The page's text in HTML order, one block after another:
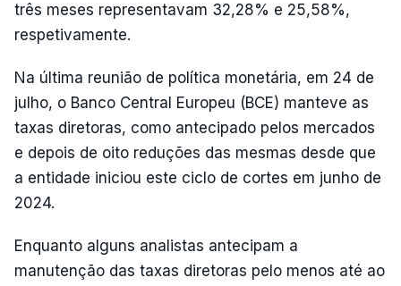
três meses representavam 32,28% e 25,58%,
respetivamente.
Na última reunião de política monetária, em 24 de
julho, o Banco Central Europeu (BCE) manteve as
taxas diretoras, como antecipado pelos mercados
e depois de oito reduções das mesmas desde que
a entidade iniciou este ciclo de cortes em junho de
2024.
Enquanto alguns analistas antecipam a
manutenção das taxas diretoras pelo menos até ao